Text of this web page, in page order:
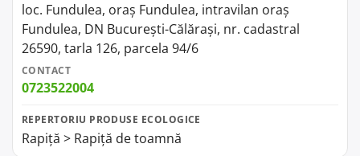
loc. Fundulea, oraș Fundulea, intravilan oraș
Fundulea, DN București-Călărași, nr. cadastral
26590, tarla 126, parcela 94/6
CONTACT
0723522004
REPERTORIU PRODUSE ECOLOGICE
Rapiță > Rapiță de toamnă